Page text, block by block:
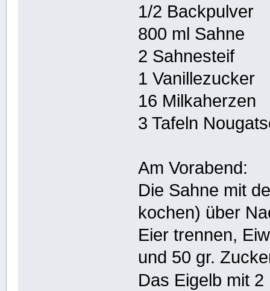
1/2 Backpulver
800 ml Sahne
2 Sahnesteif
1 Vanillezucker
16 Milkaherzen
3 Tafeln
Am Vorabend:
Die Sahne mit
kochen) über
Eier trennen,
und 50 gr.
Das Eigelb mit 2